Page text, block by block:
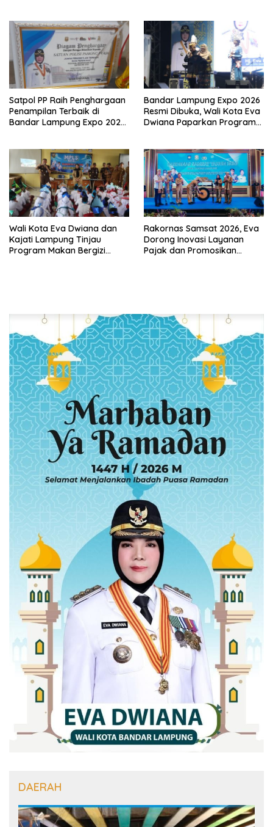
Satpol PP Raih Penghargaan
Penampilan Terbaik di
Bandar Lampung Expo 2026,
Masyarakat
Bandar Lampung Expo 2026
Resmi Dibuka, Wali Kota Eva
Dwiana Paparkan Program
Lampung
Wali Kota Eva Dwiana dan
Kajati Lampung Tinjau
Program Makan Bergizi
Rakornas Samsat 2026, Eva
Dorong Inovasi Layanan
Pajak dan Promosikan
DAERAH